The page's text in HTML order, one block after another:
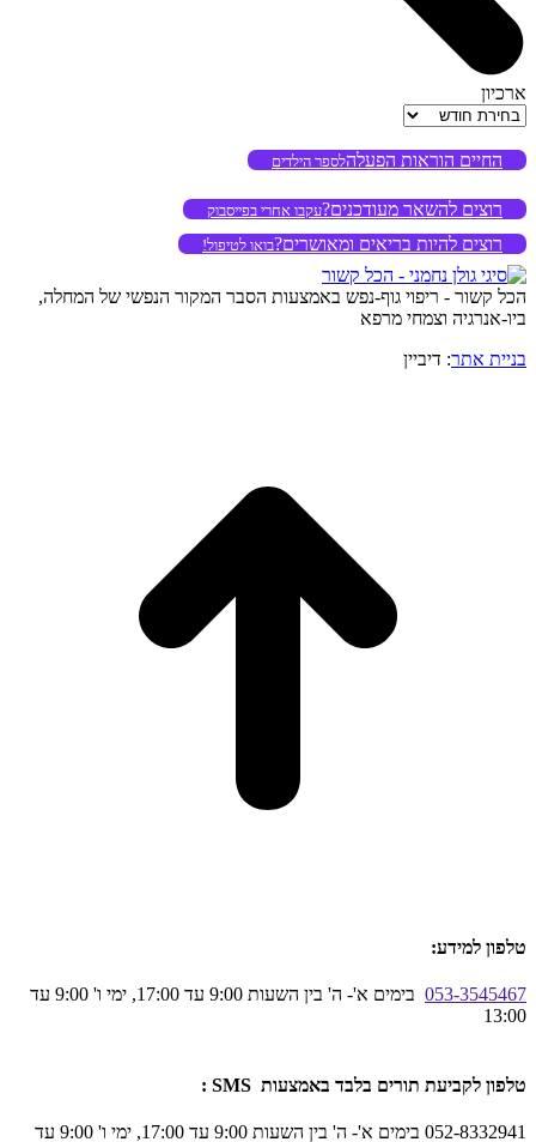
ארכיון
ארכיון
החיים הוראות הפעלהלספר הילדים
רוצים להשאר מעודכנים?עקבו אחרי בפייסבוק
רוצים להיות בריאים ומאושרים?בואו לטיפול!
הכל קשור - ריפוי גוף-נפש באמצעות הסבר המקור הנפשי של המחלה,
ביו-אנרגיה וצמחי מרפא
בניית אתר: דיביין
טלפון למידע:
053-3545467
בימים א'- ה' בין השעות 9:00 עד 17:00, ימי ו' 9:00 עד
13:00
טלפון לקביעת תורים בלבד באמצעות SMS :
052-8332941 בימים א'- ה' בין השעות 9:00 עד 17:00, ימי ו' 9:00 עד